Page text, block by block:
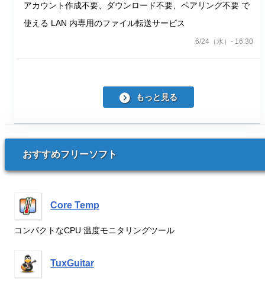
アカウント作成不要、ダウンロード不要、ペアリング不要 で
使える LAN 内専用のファイル転送サービス
6/24（水）- 16:30
もっと見る
おすすめフリーソフト
Core Temp
コンパクトなCPU 温度モニタリングツール
TuxGuitar